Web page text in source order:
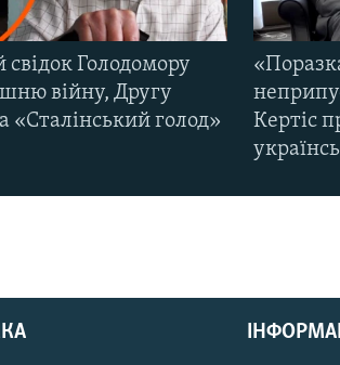
свідок Голодомору
війну, Другу
«Сталінський голод»
Кертіс